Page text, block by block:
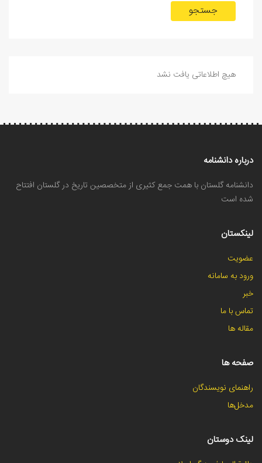
جستجو
هیچ اطلاعاتی یافت نشد
درباره دانشنامه
دانشنامه گلستان با همت جمع کثیری از متخصصین تاریخ در گلستان افتتاح
شده است
لینکستان
عضویت
ورود به سامانه
خبر
تماس با ما
مقاله ها
صفحه ها
راهنمای نویسندگان
مدخل‌ها
لینک دوستان